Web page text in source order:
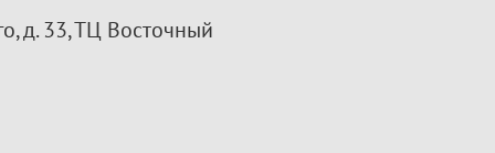
д. 33, ТЦ Восточный